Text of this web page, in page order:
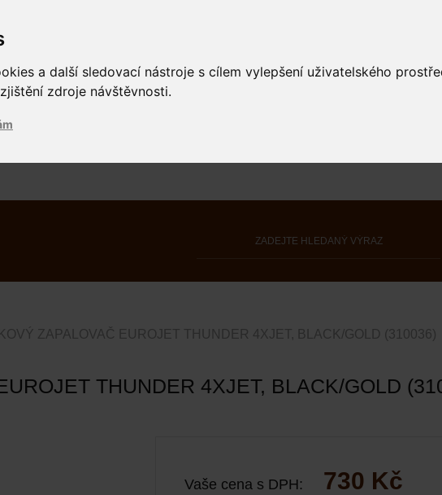
a další sledovací nástroje s cílem vylepšení uživatelského
zdroje návštěvnosti.
ZAPALOVAČ EUROJET THUNDER 4XJET, BLACK/GOLD (310036)
THUNDER 4XJET, BLACK/GOLD
Vaše cena s DPH: 730 Kč